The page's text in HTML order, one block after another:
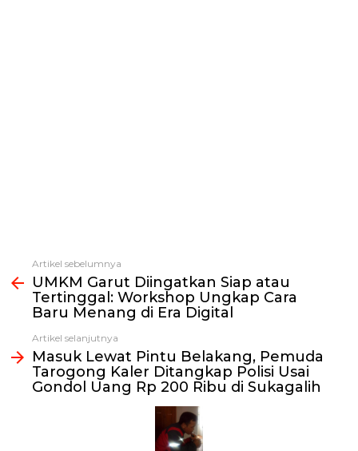
Lihat
selengkapnya
Artikel sebelumnya
UMKM Garut Diingatkan Siap atau
Tertinggal: Workshop Ungkap Cara
Baru Menang di Era Digital
Artikel selanjutnya
Masuk Lewat Pintu Belakang, Pemuda
Tarogong Kaler Ditangkap Polisi Usai
Gondol Uang Rp 200 Ribu di Sukagalih